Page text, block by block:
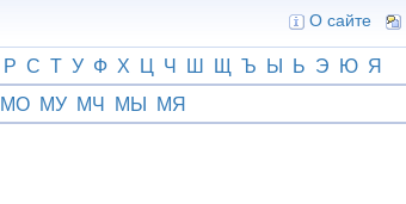
О сайте
Р С Т У Ф Х Ц Ч Ш Щ Ъ Ы Ь Э Ю Я
МО МУ МЧ МЫ МЯ